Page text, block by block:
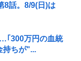
8話。8/9(日)は
｢300万円の血統
持ちが"...